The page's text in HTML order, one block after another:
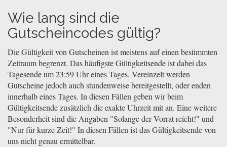
Wie lang sind die
Gutscheincodes gültig?
Die Gültigkeit von Gutscheinen ist meistens auf einen bestimmten
Zeitraum begrenzt. Das häufigste Gültigkeitsende ist dabei das
Tagesende um 23:59 Uhr eines Tages. Vereinzelt werden
Gutscheine jedoch auch stundenweise bereitgestellt, oder enden
innerhalb eines Tages. In diesen Fällen geben wir beim
Gültigkeitsende zusätzlich die exakte Uhrzeit mit an. Eine weitere
Besonderheit sind die Angaben "Solange der Vorrat reicht!" und
"Nur für kurze Zeit!" In diesen Fällen ist das Gültigkeitsende von
uns nicht genau ermittelbar.